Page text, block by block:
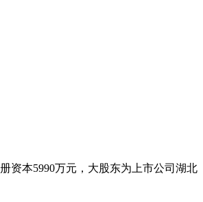
资本5990万元，大股东为上市公司湖北